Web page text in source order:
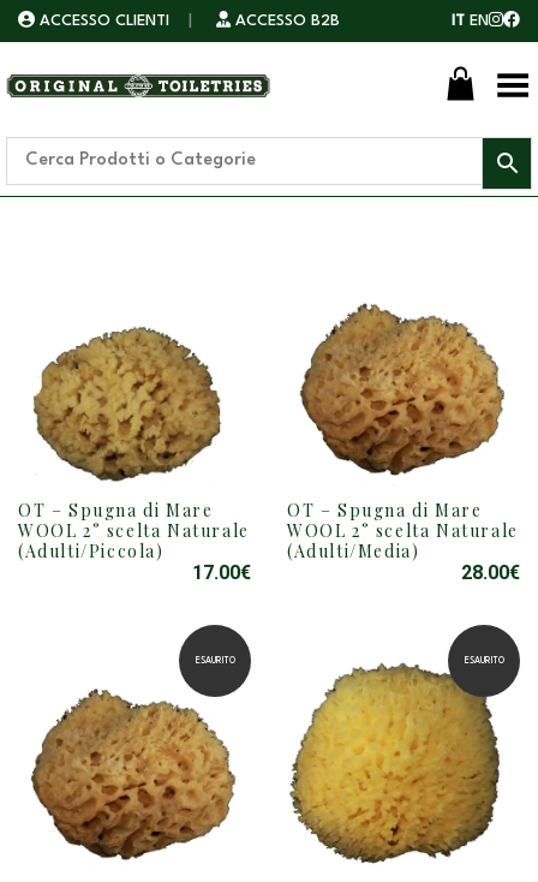
ACCESSO CLIENTI ACCESSO B2B IT EN
Toggle Menu
OT – Spugna di Mare
WOOL 2° scelta Naturale
(Adulti/Piccola)
17.00€
OT – Spugna di Mare
WOOL 2° scelta Naturale
(Adulti/Media)
28.00€
ESAURITO ESAURITO